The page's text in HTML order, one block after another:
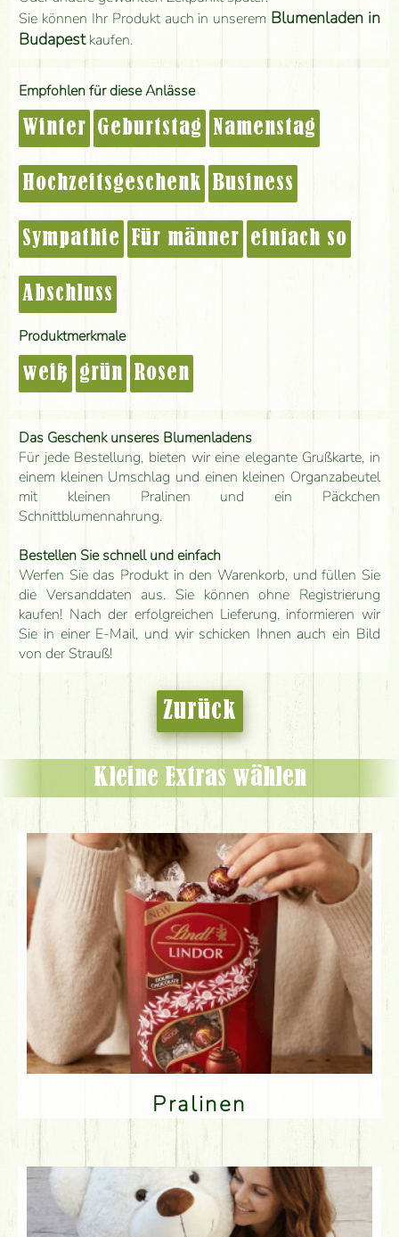
Sie können Ihr Produkt auch in unserem Blumenladen in
Budapestkaufen.
Empfohlen für diese Anlässe
Winter Geburtstag Namenstag
Hochzeitsgeschenk Business
Sympathie Für männer einfach so
Abschluss
Produktmerkmale
weiß grün Rosen
Das Geschenk unseres Blumenladens
Für jede Bestellung, bieten wir eine elegante Grußkarte, in
einem kleinen Umschlag und einen kleinen Organzabeutel
mit kleinen Pralinen und ein Päckchen
Schnittblumennahrung.
Bestellen Sie schnell und einfach
Werfen Sie das Produkt in den Warenkorb, und füllen Sie
die Versanddaten aus. Sie können ohne Registrierung
kaufen! Nach der erfolgreichen Lieferung, informieren wir
Sie in einer E-Mail, und wir schicken Ihnen auch ein Bild
von der Strauß!
Zurück
Kleine Extras wählen
Pralinen